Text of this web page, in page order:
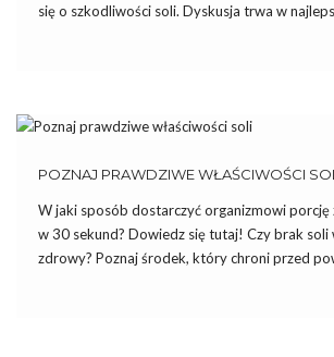
się o szkodliwości soli. Dyskusja trwa w
POZNAJ PRAWDZIWE WŁAŚCIWOŚCI
W jaki sposób dostarczyć organizmowi porcję
w 30 sekund? Dowiedz się tutaj! Czy brak soli
zdrowy? Poznaj środek, który chroni przed